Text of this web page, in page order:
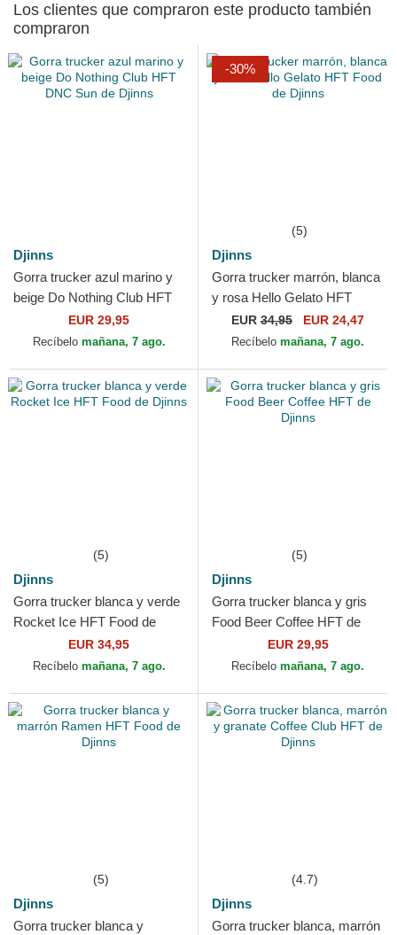
Los clientes que compraron este producto también
compraron
Djinns
Gorra trucker azul marino y
beige Do Nothing Club HFT
DNC Sun de Djinns
EUR 29,95
Recíbelo mañana, 7 ago.
-30%
(5)
Djinns
Gorra trucker marrón, blanca
y rosa Hello Gelato HFT
Food de Djinns
EUR 34,95 EUR 24,47
Recíbelo mañana, 7 ago.
(5)
Djinns
Gorra trucker blanca y verde
Rocket Ice HFT Food de
EUR 34,95
Recíbelo mañana, 7 ago.
(5)
Djinns
Gorra trucker blanca y gris
Food Beer Coffee HFT de
EUR 29,95
Recíbelo mañana, 7 ago.
(5)
Djinns
Gorra trucker blanca y
(4.7)
Djinns
Gorra trucker blanca, marrón